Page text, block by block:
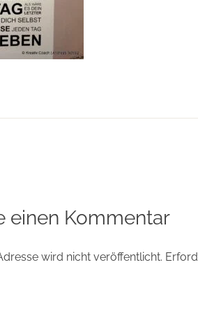
einen Kommentar
wird nicht veröffentlicht.